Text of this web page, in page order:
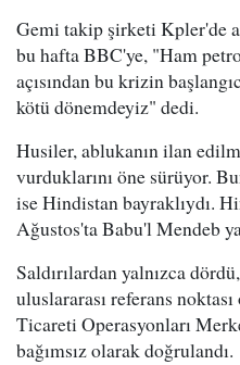
Gemi takip şirketi Kpler'de
bu hafta BBC'ye, "Ham
açısından bu krizin
kötü dönemdeyiz" dedi.
Husiler, ablukanın ilan
vurduklarını öne sürüyor.
ise Hindistan bayraklıydı.
Ağustos'ta Babu'l Mendeb
Saldırılardan yalnızca
uluslararası referans
Ticareti Operasyonları
bağımsız olarak doğrulandı.